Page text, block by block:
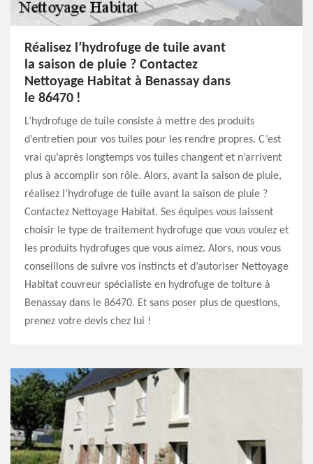
Réalisez l’hydrofuge de tuile avant
la saison de pluie ? Contactez
Nettoyage Habitat à Benassay dans
le 86470 !
L’hydrofuge de tuile consiste à mettre des produits
d’entretien pour vos tuiles pour les rendre propres. C’est
vrai qu’après longtemps vos tuiles changent et n’arrivent
plus à accomplir son rôle. Alors, avant la saison de pluie,
réalisez l’hydrofuge de tuile avant la saison de pluie ?
Contactez Nettoyage Habitat. Ses équipes vous laissent
choisir le type de traitement hydrofuge que vous voulez et
les produits hydrofuges que vous aimez. Alors, nous vous
conseillons de suivre vos instincts et d’autoriser Nettoyage
Habitat couvreur spécialiste en hydrofuge de toiture à
Benassay dans le 86470. Et sans poser plus de questions,
prenez votre devis chez lui !